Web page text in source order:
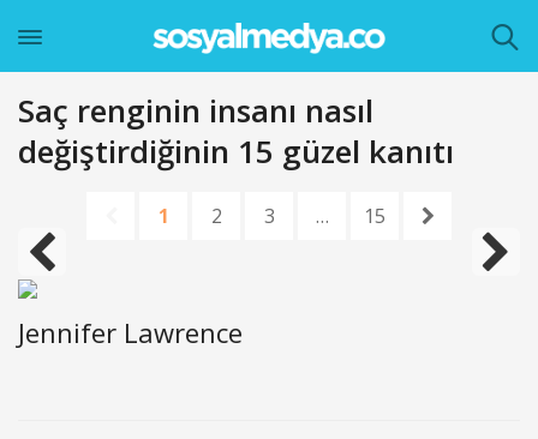
Saç renginin insanı nasıl
değiştirdiğinin 15 güzel kanıtı
1 2 3 … 15
Jennifer Lawrence